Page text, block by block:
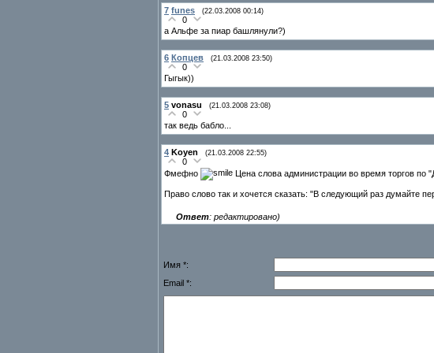
7 funes (22.03.2008 00:14)
0
а Альфе за пиар башлянули?)
6 Копцев (21.03.2008 23:50)
0
Гыгык))
5 vonasu (21.03.2008 23:08)
0
так ведь бабло...
4 Koyen (21.03.2008 22:55)
0
Фмефно
Цена слова администрации во время торгов по
Право слово так и хочется сказать: "В следующий раз думайте
Ответ: редактировано)
Имя *:
Email *: